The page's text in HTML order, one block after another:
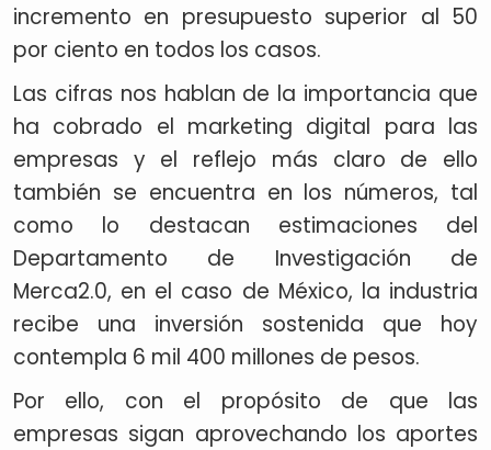
incremento en presupuesto superior al 50
por ciento en todos los casos.
Las cifras nos hablan de la importancia que
ha cobrado el marketing digital para las
empresas y el reflejo más claro de ello
también se encuentra en los números, tal
como lo destacan estimaciones del
Departamento de Investigación de
Merca2.0, en el caso de México, la industria
recibe una inversión sostenida que hoy
contempla 6 mil 400 millones de pesos.
Por ello, con el propósito de que las
empresas sigan aprovechando los aportes